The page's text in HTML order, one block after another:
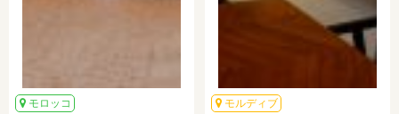
モロッコ モルディブ